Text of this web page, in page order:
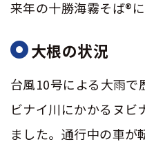
来年の十勝海霧そば®
大根の状況
台風10号による大雨で
ビナイ川にかかるヌビ
ました。通行中の車が